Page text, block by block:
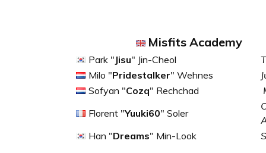
Misfits Academy
Park " Jisu" Jin-Cheol
Milo "Pridestalker" Wehnes
Sofyan "Cozq" Rechchad
Florent "Yuuki60" Soler
Han "Dreams" Min-Look